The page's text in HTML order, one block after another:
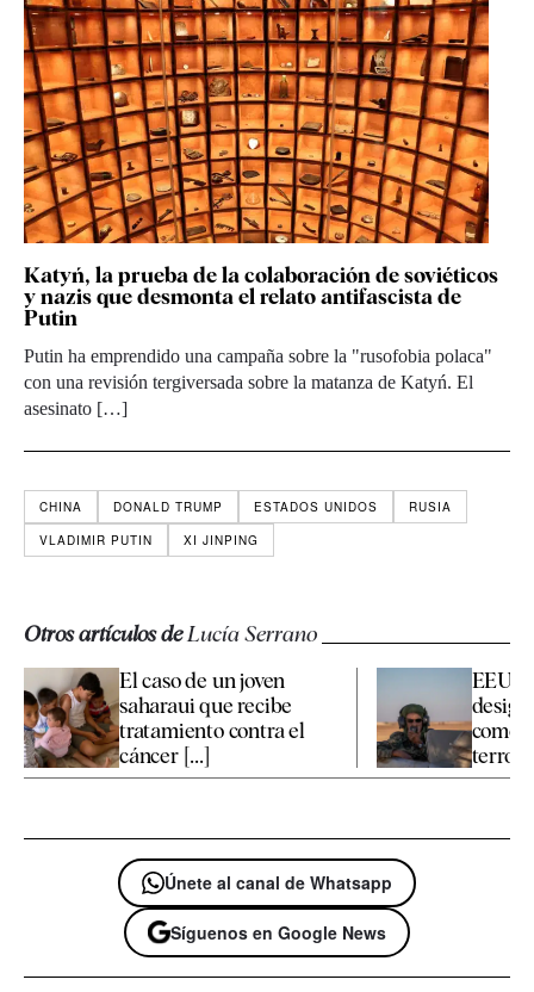
Katyń, la prueba de la colaboración de soviéticos
y nazis que desmonta el relato antifascista de
Putin
Putin ha emprendido una campaña sobre la "rusofobia polaca"
con una revisión tergiversada sobre la matanza de Katyń. El
asesinato […]
CHINA DONALD TRUMP ESTADOS UNIDOS
RUSIA
VLADIMIR PUTIN
XI JINPING
Otros artículos deLucía Serrano
El caso de un joven
saharaui que recibe
tratamiento contra el
cáncer [...]
EEUU
como
Únete al canal de Whatsapp
Síguenos en Google News